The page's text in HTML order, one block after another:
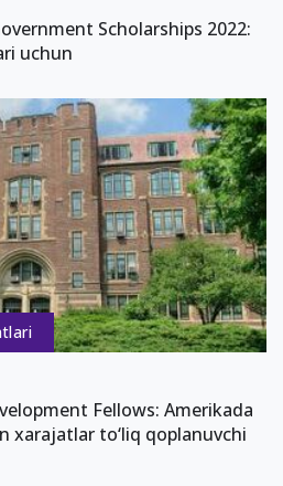
Scholarships 2022:
uchun
Fellows: Amerikada
xarajatlar to‘liq qoplanuvchi